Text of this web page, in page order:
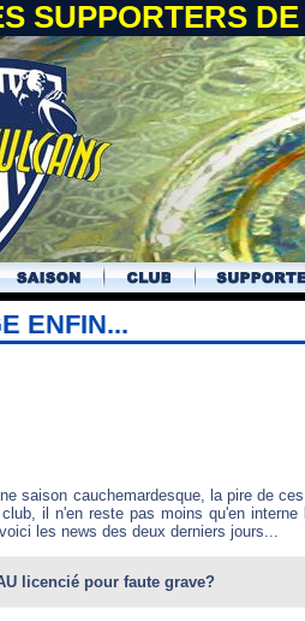
SUPPORTERS
ENFIN...
saison cauchemardesque, la pire de
il n'en reste pas moins qu'en
les news des deux derniers jours...
licencié pour faute grave?